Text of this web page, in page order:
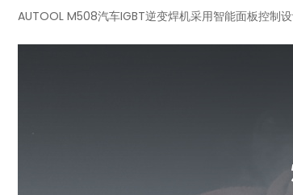
AUTOOL M508汽车IGBT逆变焊机采用智能面板控制